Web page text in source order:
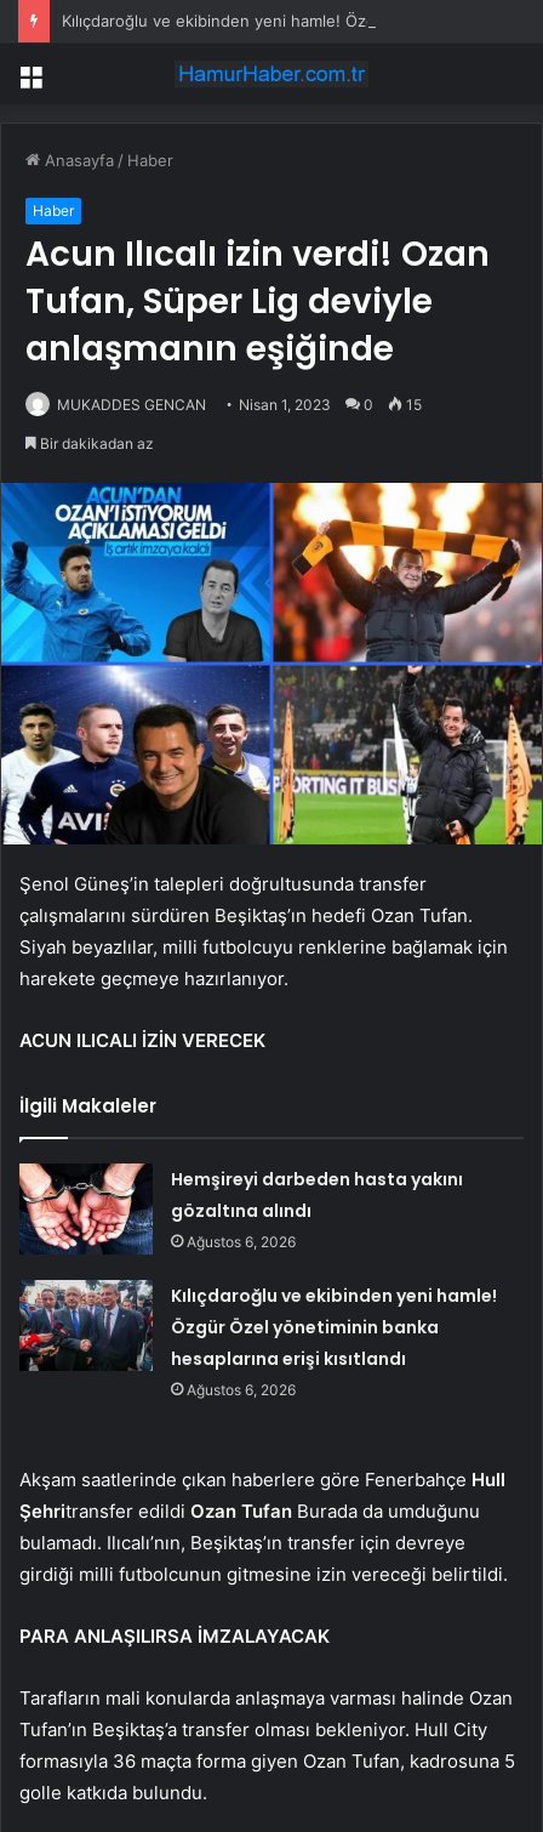
Menü
Anasayfa / Haber
Haber
Acun Ilıcalı izin verdi! Ozan
Tufan, Süper Lig deviyle
anlaşmanın eşiğinde
MUKADDES GENCAN Nisan 1, 2023 0 15
Bir dakikadan az
Şenol Güneş’in talepleri doğrultusunda transfer
çalışmalarını sürdüren Beşiktaş’ın hedefi Ozan Tufan.
Siyah beyazlılar, milli futbolcuyu renklerine bağlamak için
harekete geçmeye hazırlanıyor.
ACUN ILICALI İZİN VERECEK
İlgili Makaleler
Hemşireyi darbeden hasta yakını
gözaltına alındı
Ağustos 6, 2026
Kılıçdaroğlu ve ekibinden yeni hamle!
Özgür Özel yönetiminin banka
hesaplarına erişi kısıtlandı
Ağustos 6, 2026
Akşam saatlerinde çıkan haberlere göre Fenerbahçe Hull
Şehritransfer edildi Ozan Tufan Burada da umduğunu
bulamadı. Ilıcalı’nın, Beşiktaş’ın transfer için devreye
girdiği milli futbolcunun gitmesine izin vereceği belirtildi.
PARA ANLAŞILIRSA İMZALAYACAK
Tarafların mali konularda anlaşmaya varması halinde Ozan
Tufan’ın Beşiktaş’a transfer olması bekleniyor. Hull City
formasıyla 36 maçta forma giyen Ozan Tufan, kadrosuna 5
golle katkıda bulundu.